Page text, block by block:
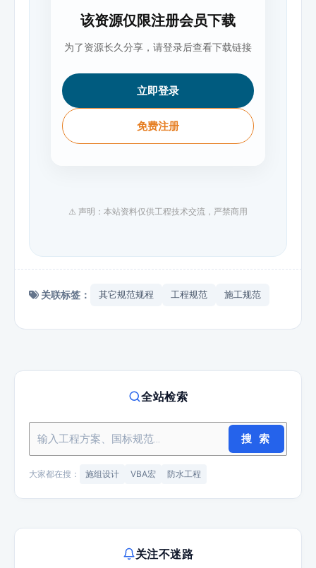
该资源仅限注册会员下载
为了资源长久分享，请登录后查看下载链接
立即登录
免费注册
⚠️ 声明：本站资料仅供工程技术交流，严禁商用
关联标签： 其它规范规程 工程规范 施工规范
全站检索
搜 索
大家都在搜： 施组设计 VBA宏 防水工程
关注不迷路